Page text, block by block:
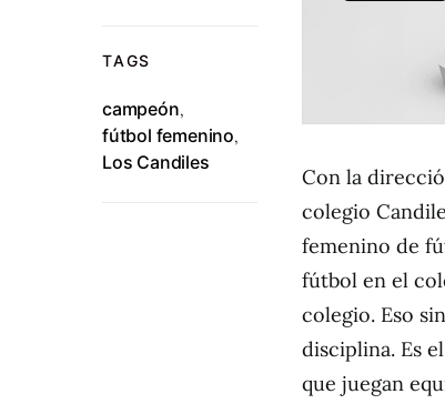
TAGS
campeón,
fútbol femenino,
Los Candiles
Con la
colegio
femenino de
fútbol en el
colegio. Eso
disciplina. Es
que juegan